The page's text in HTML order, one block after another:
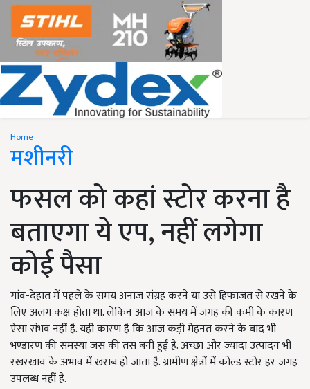
Home
मशीनरी
फसल को कहां स्टोर करना है
बताएगा ये एप, नहीं लगेगा
कोई पैसा
गांव-देहात में पहले के समय अनाज संग्रह करने या उसे हिफाजत से रखने के
लिए अलग कक्ष होता था. लेकिन आज के समय में जगह की कमी के कारण
ऐसा संभव नहीं है. यही कारण है कि आज कड़ी मेहनत करने के बाद भी
भण्डारण की समस्या जस की तस बनी हुई है. अच्छा और ज्यादा उत्पादन भी
रखरखाव के अभाव में खराब हो जाता है. ग्रामीण क्षेत्रों में कोल्ड स्टोर हर जगह
उपलब्ध नहीं है.